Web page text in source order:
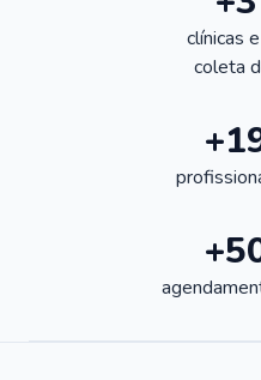
clínicas
coleta